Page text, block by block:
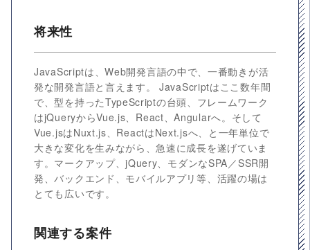
将来性
JavaScriptは、Web開発言語の中で、一番動きが活
発な開発言語と言えます。 JavaScriptはここ数年間
で、型を持ったTypeScriptの台頭、フレームワーク
はjQueryからVue.js、React、Angularへ。そして
Vue.jsはNuxt.js、ReactはNext.jsへ、と一年単位で
大きな変化を生みながら、急速に成長を遂げていま
す。マークアップ、jQuery、モダンなSPA／SSR開
発、バックエンド、モバイルアプリ等、活躍の場は
とても広いです。
関連する案件